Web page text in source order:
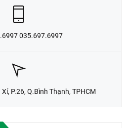
035.697.6997
P.26, Q.Bình Thạnh, TPHCM